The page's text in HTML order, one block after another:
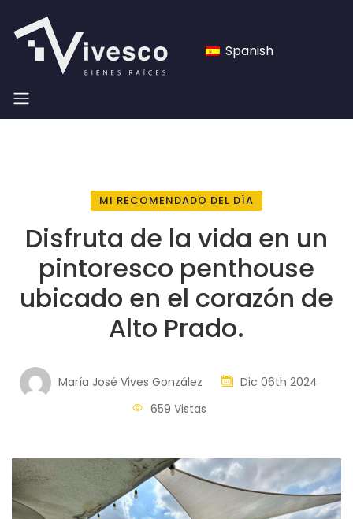
Spanish
MI RECOMENDADO DEL DÍA
Disfruta de la vida en un
pintoresco penthouse
ubicado en el corazón de
Alto Prado.
María José Vives González
Dic 06th 2024
659 Vistas